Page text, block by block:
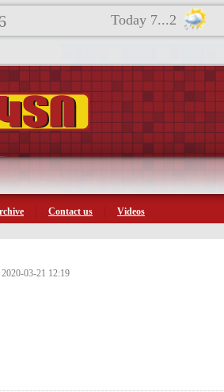
Today 7...2
Contact us Videos
2020-03-21 12:19